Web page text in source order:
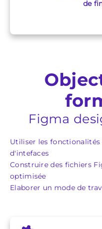
de
Figma
Utiliser les
d'intefaces
Construire des fichiers
optimisée
Elaborer un mode de